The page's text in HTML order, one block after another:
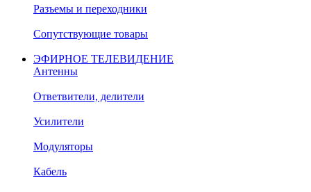
Разъемы и переходники
Сопутствующие товары
ЭФИРНОЕ ТЕЛЕВИДЕНИЕ
Антенны
Ответвители, делители
Усилители
Модуляторы
Кабель